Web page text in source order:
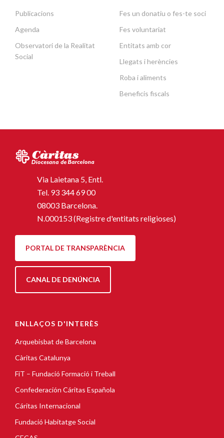
Publicacions
Agenda
Observatori de la Realitat
Social
Fes un donatiu o fes-te soci
Fes voluntariat
Entitats amb cor
Llegats i herències
Roba i aliments
Beneficis fiscals
Via Laietana 5, Entl.
Tel. 93 344 69 00
08003 Barcelona.
N.000153 (Registre d'entitats religioses)
PORTAL DE TRANSPARÈNCIA
CANAL DE DENÚNCIA
ENLLAÇOS D'INTERÈS
Arquebisbat de Barcelona
Càritas Catalunya
FiT – Fundació Formació i Treball
Confederación Cáritas Española
Cáritas Internacional
Fundació Habitatge Social